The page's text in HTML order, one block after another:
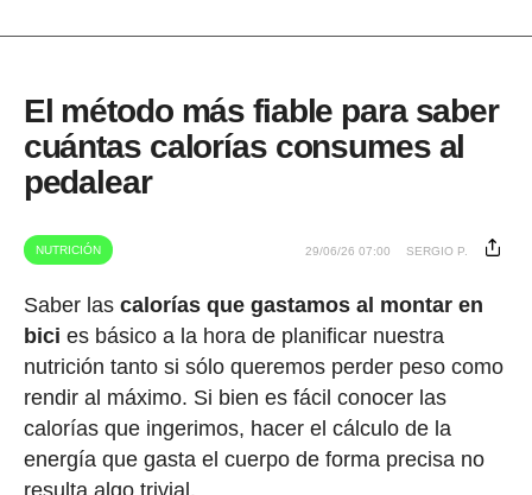
El método más fiable para saber
cuántas calorías consumes al
pedalear
NUTRICIÓN 29/06/26 07:00 SERGIO P.
Saber las calorías que gastamos al montar en
bici es básico a la hora de planificar nuestra
nutrición tanto si sólo queremos perder peso como
rendir al máximo. Si bien es fácil conocer las
calorías que ingerimos, hacer el cálculo de la
energía que gasta el cuerpo de forma precisa no